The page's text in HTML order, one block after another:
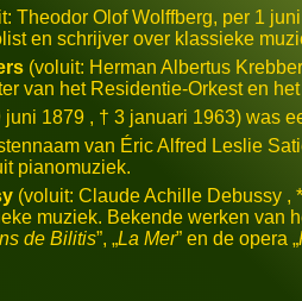
Theodor Olof Wolffberg, per 1
en schrijver over klassieke
(voluit: Herman Albertus
van het Residentie-Orkest en
juni 1879 , † 3 januari 1963) was
van Éric Alfred Leslie
pianomuziek.
(voluit: Claude Achille Debussy ,
muziek. Bekende werken van
de Bilitis”, „La Mer” en de opera „